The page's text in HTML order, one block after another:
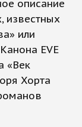
описание
известных
или
EVE
«Век
Хорта